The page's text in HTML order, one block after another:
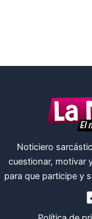
Noticiero
cuestionar, motivar
para que participe y